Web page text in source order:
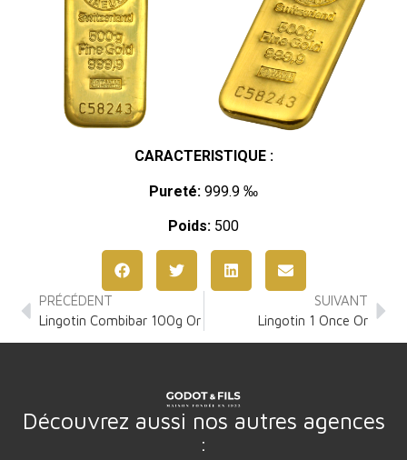
CARACTERISTIQUE :
Pureté: 999.9 ‰
Poids: 500
PRÉCÉDENT
Lingotin Combibar 100g Or
SUIVANT
Lingotin 1 Once Or
Découvrez aussi nos autres agences
: